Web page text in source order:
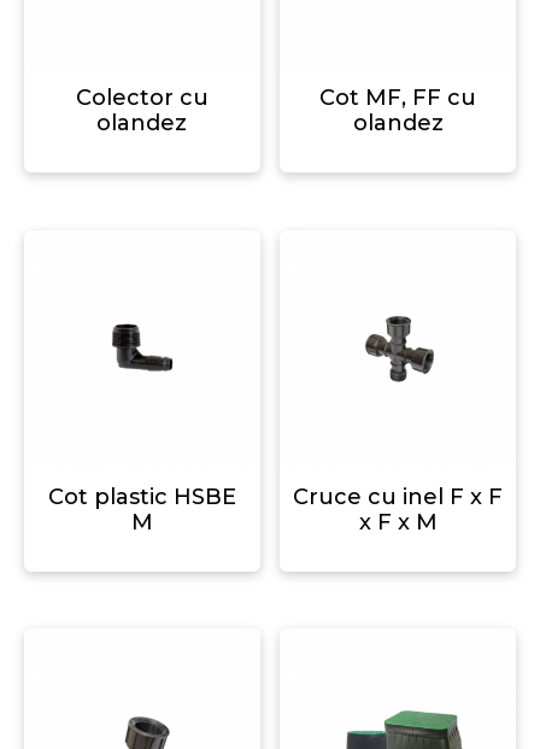
Colector cu
olandez
Cot MF, FF cu
olandez
Cot plastic HSBE
M
Cruce cu inel F x F
x F x M